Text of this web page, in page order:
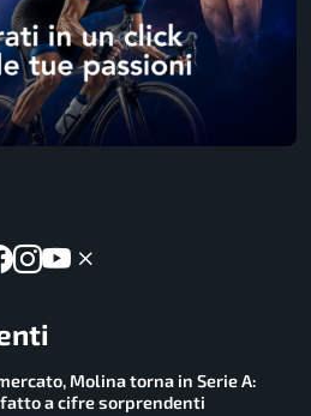
Molina torna in Serie A:
a cifre sorprendenti